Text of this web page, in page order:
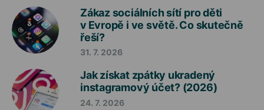
Zákaz sociálních sítí pro děti
v Evropě i ve světě. Co skutečně
řeší?
31. 7. 2026
Jak získat zpátky ukradený
instagramový účet? (2026)
24. 7. 2026